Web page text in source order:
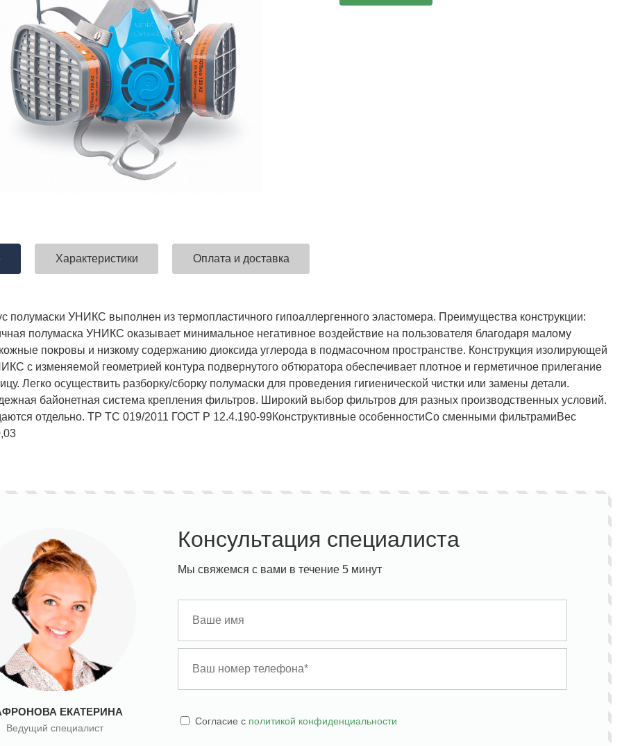
Униформа медработников
АКЦИЯ! Полукомбинезон рыбацкий
по специальной цене!
Костюм по ЛУЧШЕЙ ЦЕНЕ!
Характеристики Оплата и доставка
полумаски УНИКС выполнен из термопластичного гипоаллергенного эластомера. Преимущества конструкции:
полумаска УНИКС оказывает минимальное негативное воздействие на пользователя благодаря малому
покровы и низкому содержанию диоксида углерода в подмасочном пространстве. Конструкция изолирующей
с изменяемой геометрией контура подвернутого обтюратора обеспечивает плотное и герметичное прилегание
Легко осуществить разборку/сборку полумаски для проведения гигиенической чистки или замены детали.
байонетная система крепления фильтров. Широкий выбор фильтров для разных производственных условий.
отдельно. ТР ТС 019/2011 ГОСТ Р 12.4.190-99Конструктивные особенностиСо сменными фильтрамиВес
ЕКАТЕРИНА
Ведущий специалист
Консультация специалиста
Мы свяжемся с вами в течение 5 минут
Cогласие с политикой конфиденциальности